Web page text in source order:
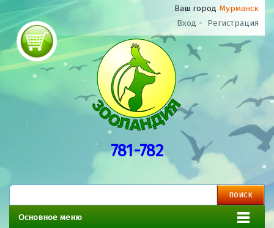
Ваш город Мурманск
Вход - Регистрация
781-782
Основное меню